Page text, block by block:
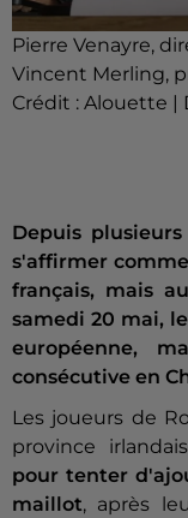
Pierre Venayre,
Vincent Merling,
Crédit : Alouette |
Depuis
s'affirmer
français, mais
samedi 20 mai,
européenne,
consécutive en
Les joueurs de
province
pour tenter
maillot, après